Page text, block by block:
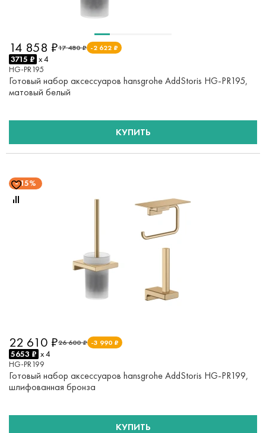
17 480 ₽ -2 622 ₽
14 858 ₽
3715 ₽ x 4
HG-PR195
Готовый набор аксессуаров hansgrohe AddStoris HG-PR195,
матовый белый
КУПИТЬ
15%
26 600 ₽ -3 990 ₽
22 610 ₽
5653 ₽ x 4
HG-PR199
Готовый набор аксессуаров hansgrohe AddStoris HG-PR199,
шлифованная бронза
КУПИТЬ